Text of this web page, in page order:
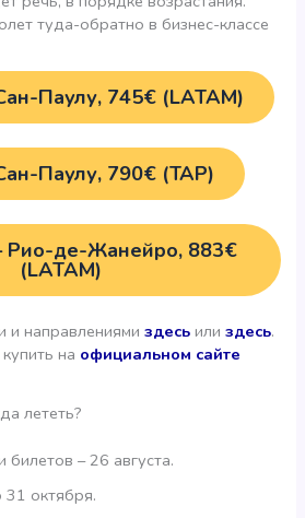
туда-обратно в бизнес-классе
Паулу, 745€ (LATAM)
Паулу, 790€ (ТАР)
Рио-де-Жанейро, 883€
(LATAM)
и направлениямиздесь илиздесь.
на официальном сайте
лететь?
билетов – 26 августа.
октября.